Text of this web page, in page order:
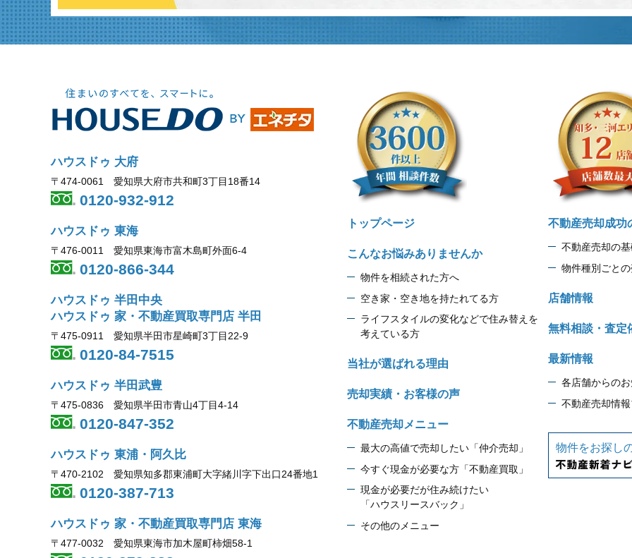
ハウスドゥ 大府
〒474-0061 愛知県大府市共和町3丁目18番14
0120-932-912
ハウスドゥ 東海
〒476-0011 愛知県東海市富木島町外面6-4
0120-866-344
ハウスドゥ 半田中央
ハウスドゥ 家・不動産買取専門店 半田
〒475-0911 愛知県半田市星崎町3丁目22-9
0120-84-7515
ハウスドゥ 半田武豊
〒475-0836 愛知県半田市青山4丁目4-14
0120-847-352
ハウスドゥ 東浦・阿久比
〒470-2102 愛知県知多郡東浦町大字緒川字下出口24番地1
0120-387-713
ハウスドゥ 家・不動産買取専門店 東海
〒477-0032 愛知県東海市加木屋町柿畑58-1
トップページ
こんなお悩みありませんか
物件を相続された方へ
空き家・空き地を持たれてる方
ライフスタイルの変化などで住み替えを
考えている方
当社が選ばれる理由
売却実績・お客様の声
不動産売却メニュー
最大の高値で売却したい「仲介売却」
今すぐ現金が必要な方「不動産買取」
現金が必要だが住み続けたい
「ハウスリースバック」
その他のメニュー
不動産売却成功
不動産売却の
物件種別ごと
店舗情報
無料相談・査定
最新情報
各店舗からの
不動産売却情
物件をお探し